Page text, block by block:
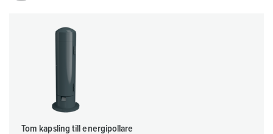
Tom kapsling till energipollare